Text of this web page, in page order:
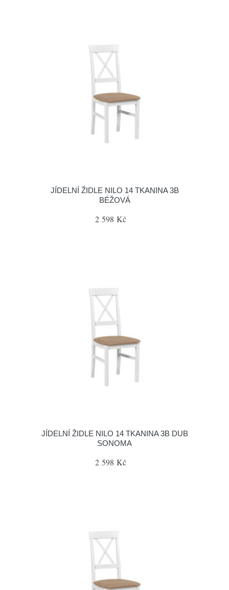
JÍDELNÍ ŽIDLE NILO 14 TKANINA 3B
BÉŽOVÁ
2 598 Kč
JÍDELNÍ ŽIDLE NILO 14 TKANINA 3B DUB
SONOMA
2 598 Kč